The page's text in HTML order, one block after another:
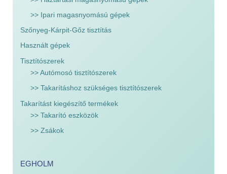
>> Ipari magasnyomású gépek
Szőnyeg-Kárpit-Gőz tisztítás
Használt gépek
Tisztítószerek
>> Autómosó tisztítószerek
>> Takarításhoz szükséges tisztítószerek
Takarítást kiegészítő termékek
>> Takarító eszközök
>> Zsákok
EGHOLM